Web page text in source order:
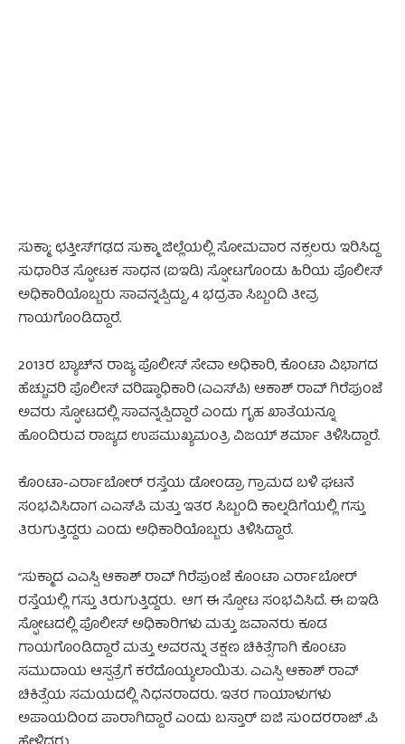
ಸುಕ್ಮಾ: ಛತ್ತೀಸ್‌ಗಢದ ಸುಕ್ಮಾ ಜಿಲ್ಲೆಯಲ್ಲಿ ಸೋಮವಾರ ನಕ್ಸಲರು ಇರಿಸಿದ್ದ
ಸುಧಾರಿತ ಸ್ಫೋಟಕ ಸಾಧನ (ಐಇಡಿ) ಸ್ಫೋಟಗೊಂಡು ಹಿರಿಯ ಪೊಲೀಸ್
ಅಧಿಕಾರಿಯೊಬ್ಬರು ಸಾವನ್ನಪ್ಪಿದ್ದು, 4 ಭದ್ರತಾ ಸಿಬ್ಬಂದಿ ತೀವ್ರ
ಗಾಯಗೊಂಡಿದ್ದಾರೆ.
2013ರ ಬ್ಯಾಚ್‌ನ ರಾಜ್ಯ ಪೊಲೀಸ್ ಸೇವಾ ಅಧಿಕಾರಿ, ಕೊಂಟಾ ವಿಭಾಗದ
ಹೆಚ್ಚುವರಿ ಪೊಲೀಸ್ ವರಿಷ್ಠಾಧಿಕಾರಿ (ಎಎಸ್‌ಪಿ) ಆಕಾಶ್ ರಾವ್ ಗಿರೆಪುಂಜೆ
ಅವರು ಸ್ಫೋಟದಲ್ಲಿ ಸಾವನ್ನಪ್ಪಿದ್ದಾರೆ ಎಂದು ಗೃಹ ಖಾತೆಯನ್ನೂ
ಹೊಂದಿರುವ ರಾಜ್ಯದ ಉಪಮುಖ್ಯಮಂತ್ರಿ ವಿಜಯ್ ಶರ್ಮಾ ತಿಳಿಸಿದ್ದಾರೆ.
ಕೊಂಟಾ-ಎರ್ರಾಬೋರ್ ರಸ್ತೆಯ ಡೋಂಡ್ರಾ ಗ್ರಾಮದ ಬಳಿ ಘಟನೆ
ಸಂಭವಿಸಿದಾಗ ಎಎಸ್‌ಪಿ ಮತ್ತು ಇತರ ಸಿಬ್ಬಂದಿ ಕಾಲ್ನಡಿಗೆಯಲ್ಲಿ ಗಸ್ತು
ತಿರುಗುತ್ತಿದ್ದರು ಎಂದು ಅಧಿಕಾರಿಯೊಬ್ಬರು ತಿಳಿಸಿದ್ದಾರೆ.
“ಸುಕ್ಮಾದ ಎಎಸ್ಪಿ ಆಕಾಶ್ ರಾವ್ ಗಿರೆಪುಂಜೆ ಕೊಂಟಾ ಎರ್ರಾಬೋರ್
ರಸ್ತೆಯಲ್ಲಿ ಗಸ್ತು ತಿರುಗುತ್ತಿದ್ದರು. ಆಗ ಈ ಸ್ಪೋಟ ಸಂಭವಿಸಿದೆ. ಈ ಐಇಡಿ
ಸ್ಫೋಟದಲ್ಲಿ ಪೊಲೀಸ್ ಅಧಿಕಾರಿಗಳು ಮತ್ತು ಜವಾನರು ಕೂಡ
ಗಾಯಗೊಂಡಿದ್ದಾರೆ ಮತ್ತು ಅವರನ್ನು ತಕ್ಷಣ ಚಿಕಿತ್ಸೆಗಾಗಿ ಕೊಂಟಾ
ಸಮುದಾಯ ಆಸ್ಪತ್ರೆಗೆ ಕರೆದೊಯ್ಯಲಾಯಿತು. ಎಎಸ್ಪಿ ಆಕಾಶ್ ರಾವ್
ಚಿಕಿತ್ಸೆಯ ಸಮಯದಲ್ಲಿ ನಿಧನರಾದರು. ಇತರ ಗಾಯಾಳುಗಳು
ಅಪಾಯದಿಂದ ಪಾರಾಗಿದ್ದಾರೆ ಎಂದು ಬಸ್ತಾರ್ ಐಜಿ ಸುಂದರರಾಜ್ .ಪಿ